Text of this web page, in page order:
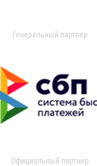
Генеральный партнер
Официальный партнер